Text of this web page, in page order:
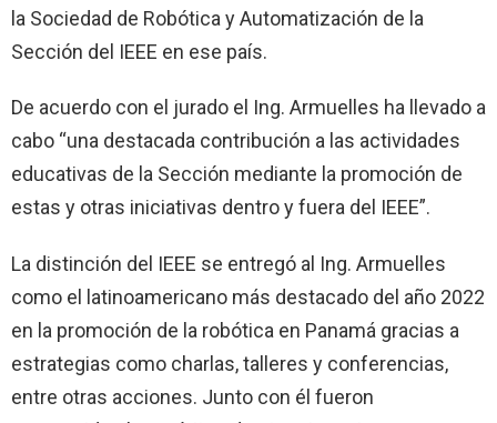
la Sociedad de Robótica y Automatización de la
Sección del IEEE en ese país.
De acuerdo con el jurado el Ing. Armuelles ha llevado a
cabo “una destacada contribución a las actividades
educativas de la Sección mediante la promoción de
estas y otras iniciativas dentro y fuera del IEEE”.
La distinción del IEEE se entregó al Ing. Armuelles
como el latinoamericano más destacado del año 2022
en la promoción de la robótica en Panamá gracias a
estrategias como charlas, talleres y conferencias,
entre otras acciones. Junto con él fueron